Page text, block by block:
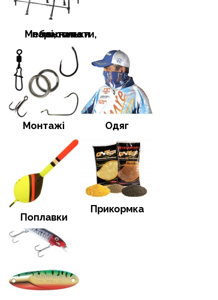
Меблі, намети, тенти та парасольки
Монтажі Одяг
Поплавки
Прикормка